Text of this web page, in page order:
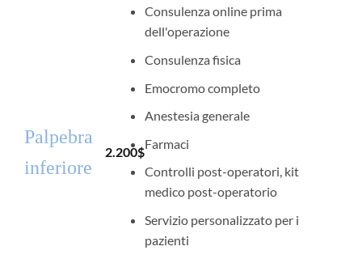
Palpebra
inferiore
2.200$
Consulenza online prima
dell'operazione
Consulenza fisica
Emocromo completo
Anestesia generale
Farmaci
Controlli post-operatori, kit
medico post-operatorio
Servizio personalizzato per i
pazienti